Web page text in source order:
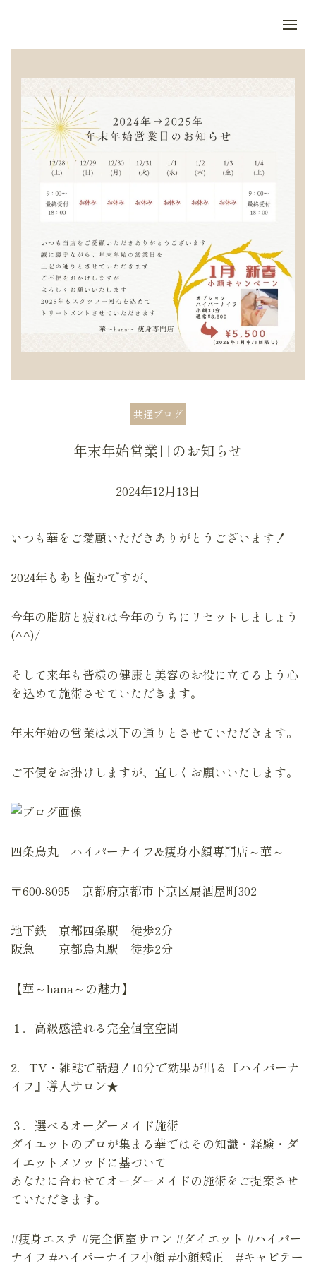
共通ブログ
年末年始営業日のお知らせ
2024年12月13日
いつも華をご愛顧いただきありがとうございます！
2024年もあと僅かですが、
今年の脂肪と疲れは今年のうちにリセットしましょう
(^^)/
そして来年も皆様の健康と美容のお役に立てるよう心
を込めて施術させていただきます。
年末年始の営業は以下の通りとさせていただきます。
ご不便をお掛けしますが、宜しくお願いいたします。
四条烏丸 ハイパーナイフ&痩身小顔専門店～華～
〒600-8095 京都府京都市下京区扇酒屋町302
地下鉄 京都四条駅 徒歩2分
阪急 京都烏丸駅 徒歩2分
【華～hana～の魅力】
１．高級感溢れる完全個室空間
2．TV・雑誌で話題！10分で効果が出る『ハイパーナ
イフ』導入サロン★
３．選べるオーダーメイド施術
ダイエットのプロが集まる華ではその知識・経験・ダ
イエットメソッドに基づいて
あなたに合わせてオーダーメイドの施術をご提案させ
ていただきます。
#痩身エステ #完全個室サロン #ダイエット #ハイパー
ナイフ #ハイパーナイフ小顔 #小顔矯正 #キャビテー